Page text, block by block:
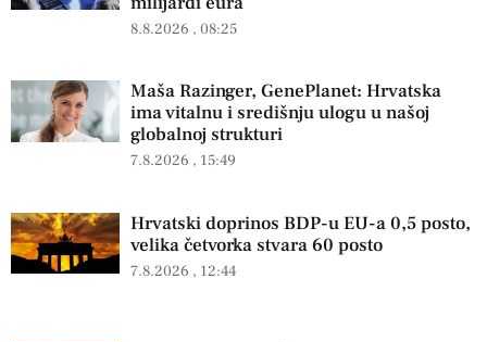
8.8.2026 08:25
Maša Razinger, GenePlanet: Hrvatska
ima vitalnu i središnju ulogu u našoj
globalnoj strukturi
7.8.2026 15:49
Hrvatski doprinos BDP-u EU-a 0,5 posto,
velika četvorka stvara 60 posto
7.8.2026 12:44